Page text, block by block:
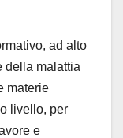
ad alto
della malattia
materie
livello, per
e